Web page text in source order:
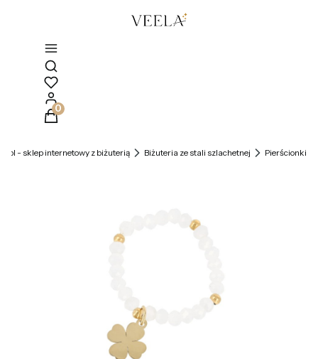
Otwórz wyszukiwarkę
Produkty w koszyku: 0. Zobacz szczegóły
- sklep internetowy z biżuterią Biżuteria ze stali szlachetnej Pierścionki